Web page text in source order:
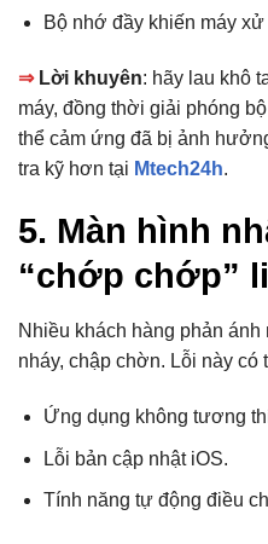
Bộ nhớ đầy khiến máy xử
⇒ Lời khuyên: hãy lau khô
máy, đồng thời giải phóng
thể cảm ứng đã bị ảnh
tra kỹ hơn tại Mtech24h.
5. Màn hình
“chớp chớp”
Nhiều khách hàng phản
nháy, chập chờn. Lỗi này có
Ứng dụng không tương
Lỗi bản cập nhật iOS.
Tính năng tự động điều